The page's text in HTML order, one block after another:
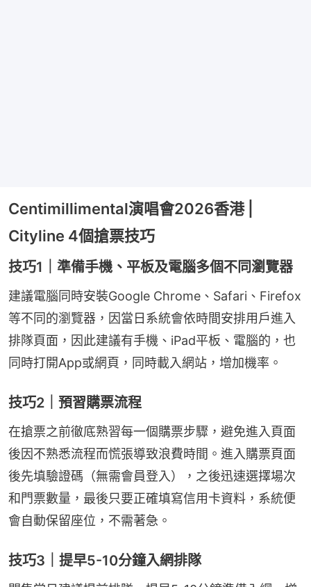
Centimillimental演唱會2026香港 |
Cityline 4個搶票技巧
技巧1｜準備手機、平板及電腦多個不同瀏覽器
建議電腦同時安裝Google Chrome、Safari、Firefox
等不同的瀏覽器，因當日系統會依時間安排用戶進入
排隊頁面，因此建議有手機、iPad平板、電腦的，也
同時打開App或網頁，同時載入網站，增加機率。
技巧2｜預習購票流程
在搶票之前徹底熟習每一個購票步驟，避免進入頁面
後因不熟悉流程而慌張導致浪費時間。進入購票頁面
後先填驗證碼（無需會員登入），之後迅速選擇場次
和門票數量，最後只要正確填寫信用卡資料，系統便
會自動保留座位，不需著急。
技巧3｜提早5-10分鐘入網排隊